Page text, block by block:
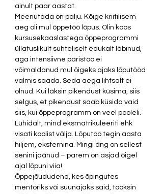
ainult paar aastat.
Meenutada on palju. Kõige kriitilisem
aeg oli mul õppetöö lõpus. Olin koos
kursusekaaslastega õppeprogrammi
üllatuslikult suhteliselt edukalt läbinud,
aga intensiivne päristöö ei
võimaldanud mul õigeks ajaks lõputööd
valmis saada. Seda aega lihtsalt ei
olnud. Kui läksin pikendust küsima, siis
selgus, et pikendust saab küsida vaid
siis, kui õppeprogramm on veel pooleli.
Lühidalt, mind eksmatrikuleeriti ehk
visati koolist välja. Lõputöö tegin aasta
hiljem, eksternina. Mingi äng on sellest
senini jäänud – parem on asjad õigel
ajal lõpuni viia!
Õppejõududena, kes õpingutes
mentoriks või suunajaks said, tooksin